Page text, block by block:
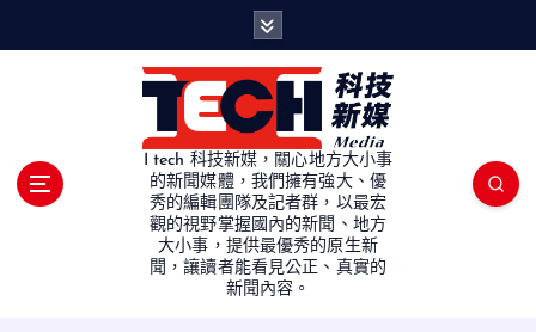
I tech 科技新媒，關心地方大小事
的新聞媒體，我們擁有強大、優
秀的編輯團隊及記者群，以最宏
觀的視野掌握國內的新聞、地方
大小事，提供最優秀的原生新
聞，讓讀者能看見公正、真實的
新聞內容。